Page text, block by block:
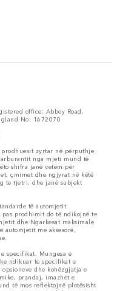
office: Abbey Road,
No: 1672070
zyrtar në përputhje
nga mjeti mund të
shifra janë vetëm për
çmimet dhe ngjyrat në këtë
te tjetri, dhe janë subjekt
të automjetit.
pas prodhimit do të ndikojnë te
dhe Ngarkesat maksimale
automjetit me aksesorë,
specifikat. Mungesa e
ndikuar te specifikat e
dhe kohëzgjatja e
prandaj, imazhet e
të mos reflektojnë plotësisht